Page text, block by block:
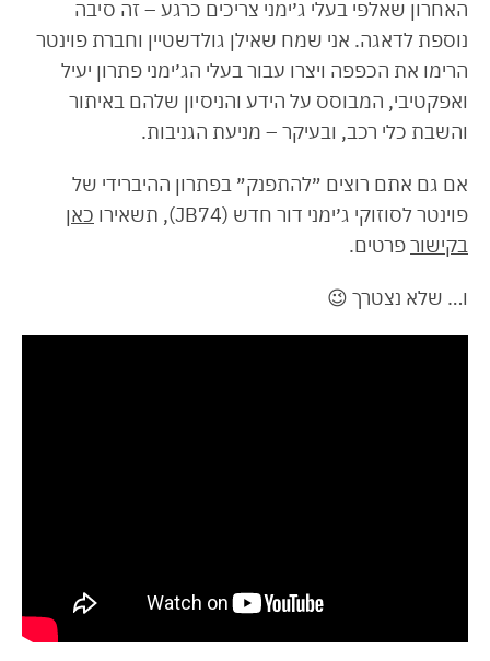
האחרון שאלפי בעלי ג׳ימני צריכים כרגע – זה סיבה
נוספת לדאגה. אני שמח שאילן גולדשטיין וחברת פוינטר
הרימו את הכפפה ויצרו עבור בעלי הג׳ימני פתרון יעיל
ואפקטיבי, המבוסס על הידע והניסיון שלהם באיתור
והשבת כלי רכב, ובעיקר – מניעת הגניבות.
אם גם אתם רוצים ״להתפנק״ בפתרון ההיברידי של
פוינטר לסוזוקי ג׳ימני דור חדש (JB74), תשאירו
כאן
בקישורפרטים.
ו… שלא נצטרך 😉